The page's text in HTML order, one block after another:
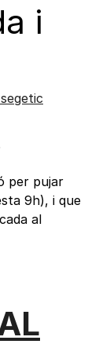
i
per pujar
9h), i que
al